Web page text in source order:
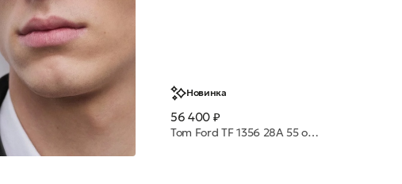
Новинка
56 400 ₽
Tom Ford TF 1356 28A 55 очки с/з